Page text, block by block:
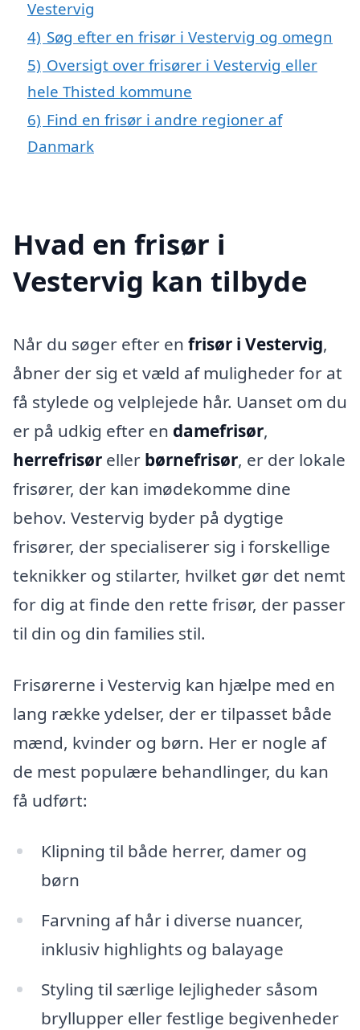
Vestervig
4) Søg efter en frisør i Vestervig og omegn
5) Oversigt over frisører i Vestervig eller
hele Thisted kommune
6) Find en frisør i andre regioner af
Danmark
Hvad en frisør i
Vestervig kan tilbyde
Når du søger efter en frisør i Vestervig,
åbner der sig et væld af muligheder for at
få stylede og velplejede hår. Uanset om du
er på udkig efter en damefrisør,
herrefrisør eller børnefrisør, er der lokale
frisører, der kan imødekomme dine
behov. Vestervig byder på dygtige
frisører, der specialiserer sig i forskellige
teknikker og stilarter, hvilket gør det nemt
for dig at finde den rette frisør, der passer
til din og din families stil.
Frisørerne i Vestervig kan hjælpe med en
lang række ydelser, der er tilpasset både
mænd, kvinder og børn. Her er nogle af
de mest populære behandlinger, du kan
få udført:
Klipning til både herrer, damer og
børn
Farvning af hår i diverse nuancer,
inklusiv highlights og balayage
Styling til særlige lejligheder såsom
bryllupper eller festlige begivenheder